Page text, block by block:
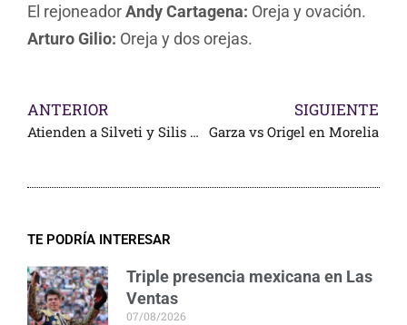
El rejoneadorAndy Cartagena: Oreja y ovación.
Arturo Gilio: Oreja y dos orejas.
ANTERIOR
Atienden a Silveti y Silis de sendas lesiones
SIGUIENTE
Garza vs Origel en Morelia
TE PODRÍA INTERESAR
Triple presencia mexicana en Las
Ventas
07/08/2026